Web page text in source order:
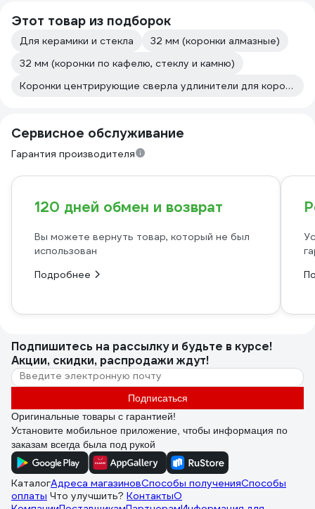
Этот товар из подборок
Для керамики и стекла
32 мм (коронки алмазные)
32 мм (коронки по кафелю, стеклу и камню)
Коронки центрирующие сверла удлинители для коронок Практика
Сервисное обслуживание
Гарантия производителя
120 дней обмен и возврат
Вы можете вернуть товар, который не был
использован
Подробнее
Подпишитесь на рассылкуи будьте в курсе!
Акции, скидки, распродажи ждут!
Подписаться
Оригинальные товары с гарантией!
Установите мобильное приложение, чтобы информация по
заказам всегда была под рукой
КаталогАдреса магазиновСпособы полученияСпособы
оплаты Что улучшить? КонтактыО